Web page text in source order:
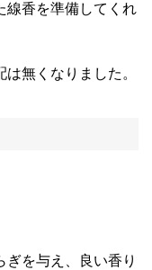
線香を準備してくれ
無くなりました。
を与え、良い香り